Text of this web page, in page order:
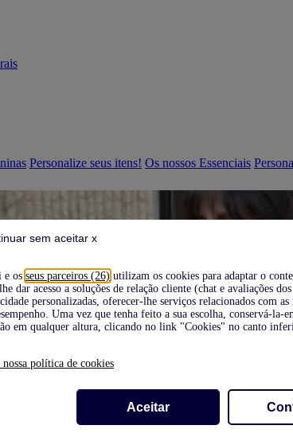
e os seus parceiros (26) utilizam os cookies para adaptar o
dar acesso a soluções de relação cliente (chat e avaliações
personalizadas, oferecer-lhe serviços relacionados com
Uma vez que tenha feito a sua escolha, conservá-la-
em qualquer altura, clicando no link "Cookies" no canto
nossa política de cookies
Aceitar
sem aceitar x
Personalize seus itens! Os nossos Essenciais